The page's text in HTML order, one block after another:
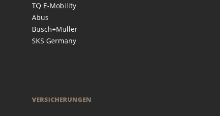
TQ E-Mobility
Abus
Busch+Müller
SKS Germany
VERSICHERUNGEN